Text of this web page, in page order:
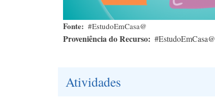
Fonte #EstudoEmCasa@
Proveniência do Recurso #EstudoEmCasa@
Atividades